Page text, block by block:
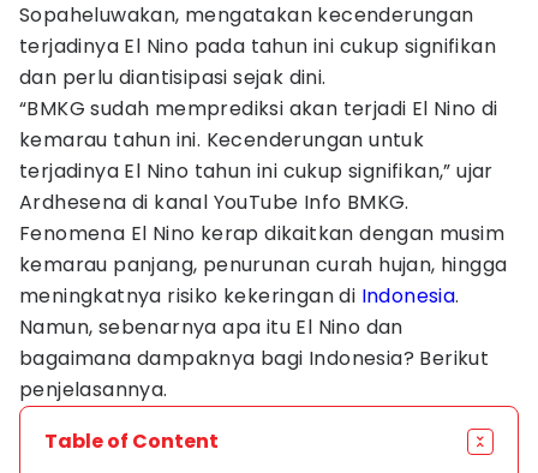
Sopaheluwakan, mengatakan kecenderungan
terjadinya El Nino pada tahun ini cukup signifikan
dan perlu diantisipasi sejak dini.
“BMKG sudah memprediksi akan terjadi El Nino di
kemarau tahun ini. Kecenderungan untuk
terjadinya El Nino tahun ini cukup signifikan,” ujar
Ardhesena di kanal YouTube Info BMKG.
Fenomena El Nino kerap dikaitkan dengan musim
kemarau panjang, penurunan curah hujan, hingga
meningkatnya risiko kekeringan di Indonesia.
Namun, sebenarnya apa itu El Nino dan
bagaimana dampaknya bagi Indonesia? Berikut
penjelasannya.
Table of Content